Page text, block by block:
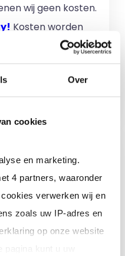
Over
cookies
en marketing.
4 partners, waaronder
verwerken wij en
zoals uw IP-adres en
op onze website
wij geen kosten.
Kosten worden
een professional
ik wil in